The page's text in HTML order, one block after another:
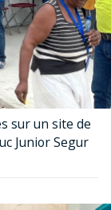
sur un site de
Junior Segur